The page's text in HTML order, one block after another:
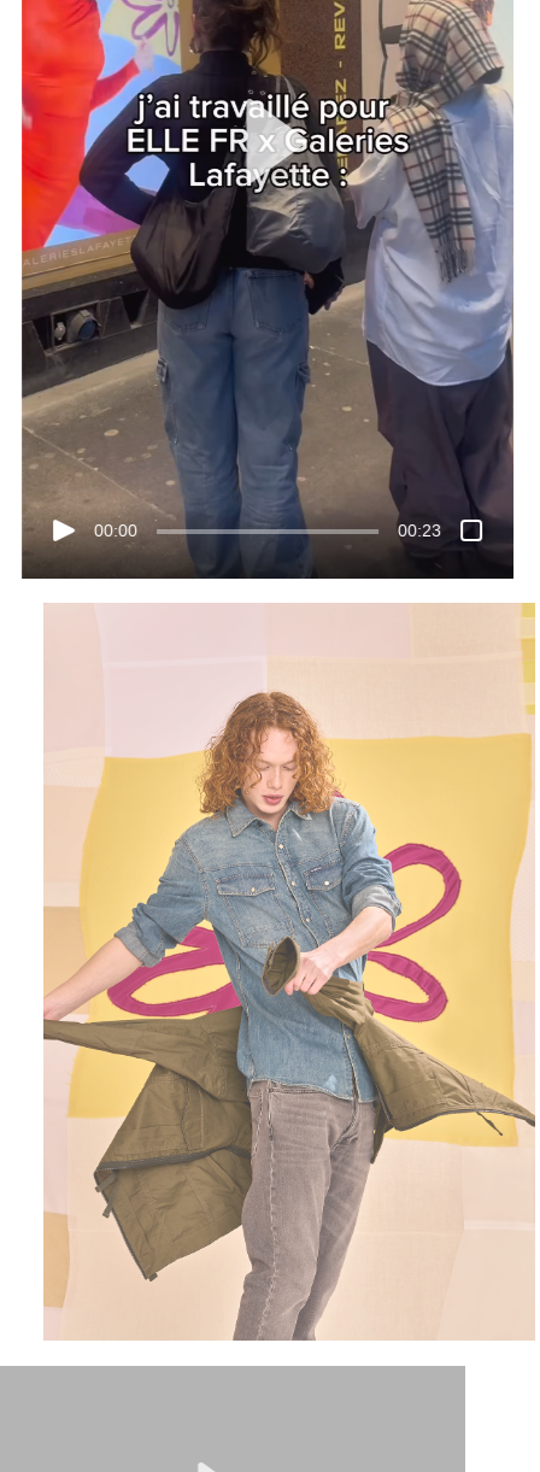
00:00 00:23